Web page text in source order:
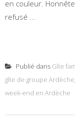
en couleur.
refusé ...
Publié dans Gîte
gîte de groupe Ardèche
week-end en Ardèche